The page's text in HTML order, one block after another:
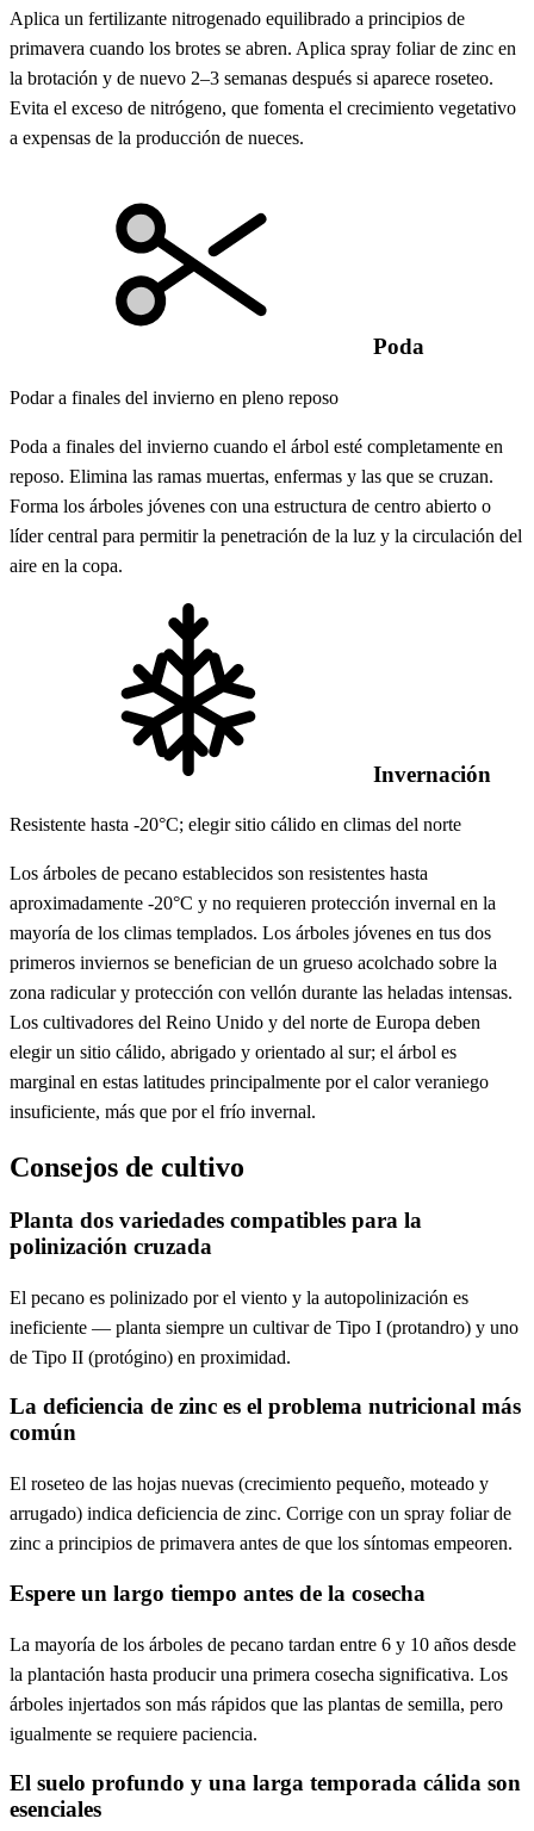
Aplica un fertilizante nitrogenado equilibrado a principios de
primavera cuando los brotes se abren. Aplica spray foliar de zinc en
la brotación y de nuevo 2–3 semanas después si aparece roseteo.
Evita el exceso de nitrógeno, que fomenta el crecimiento vegetativo
a expensas de la producción de nueces.
Poda
Podar a finales del invierno en pleno reposo
Poda a finales del invierno cuando el árbol esté completamente en
reposo. Elimina las ramas muertas, enfermas y las que se cruzan.
Forma los árboles jóvenes con una estructura de centro abierto o
líder central para permitir la penetración de la luz y la circulación del
aire en la copa.
Invernación
Resistente hasta -20°C; elegir sitio cálido en climas del norte
Los árboles de pecano establecidos son resistentes hasta
aproximadamente -20°C y no requieren protección invernal en la
mayoría de los climas templados. Los árboles jóvenes en tus dos
primeros inviernos se benefician de un grueso acolchado sobre la
zona radicular y protección con vellón durante las heladas intensas.
Los cultivadores del Reino Unido y del norte de Europa deben
elegir un sitio cálido, abrigado y orientado al sur; el árbol es
marginal en estas latitudes principalmente por el calor veraniego
insuficiente, más que por el frío invernal.
Consejos de cultivo
Planta dos variedades compatibles para la
polinización cruzada
El pecano es polinizado por el viento y la autopolinización es
ineficiente — planta siempre un cultivar de Tipo I (protandro) y uno
de Tipo II (protógino) en proximidad.
La deficiencia de zinc es el problema nutricional más
común
El roseteo de las hojas nuevas (crecimiento pequeño, moteado y
arrugado) indica deficiencia de zinc. Corrige con un spray foliar de
zinc a principios de primavera antes de que los síntomas empeoren.
Espere un largo tiempo antes de la cosecha
La mayoría de los árboles de pecano tardan entre 6 y 10 años desde
la plantación hasta producir una primera cosecha significativa. Los
árboles injertados son más rápidos que las plantas de semilla, pero
igualmente se requiere paciencia.
El suelo profundo y una larga temporada cálida son
esenciales